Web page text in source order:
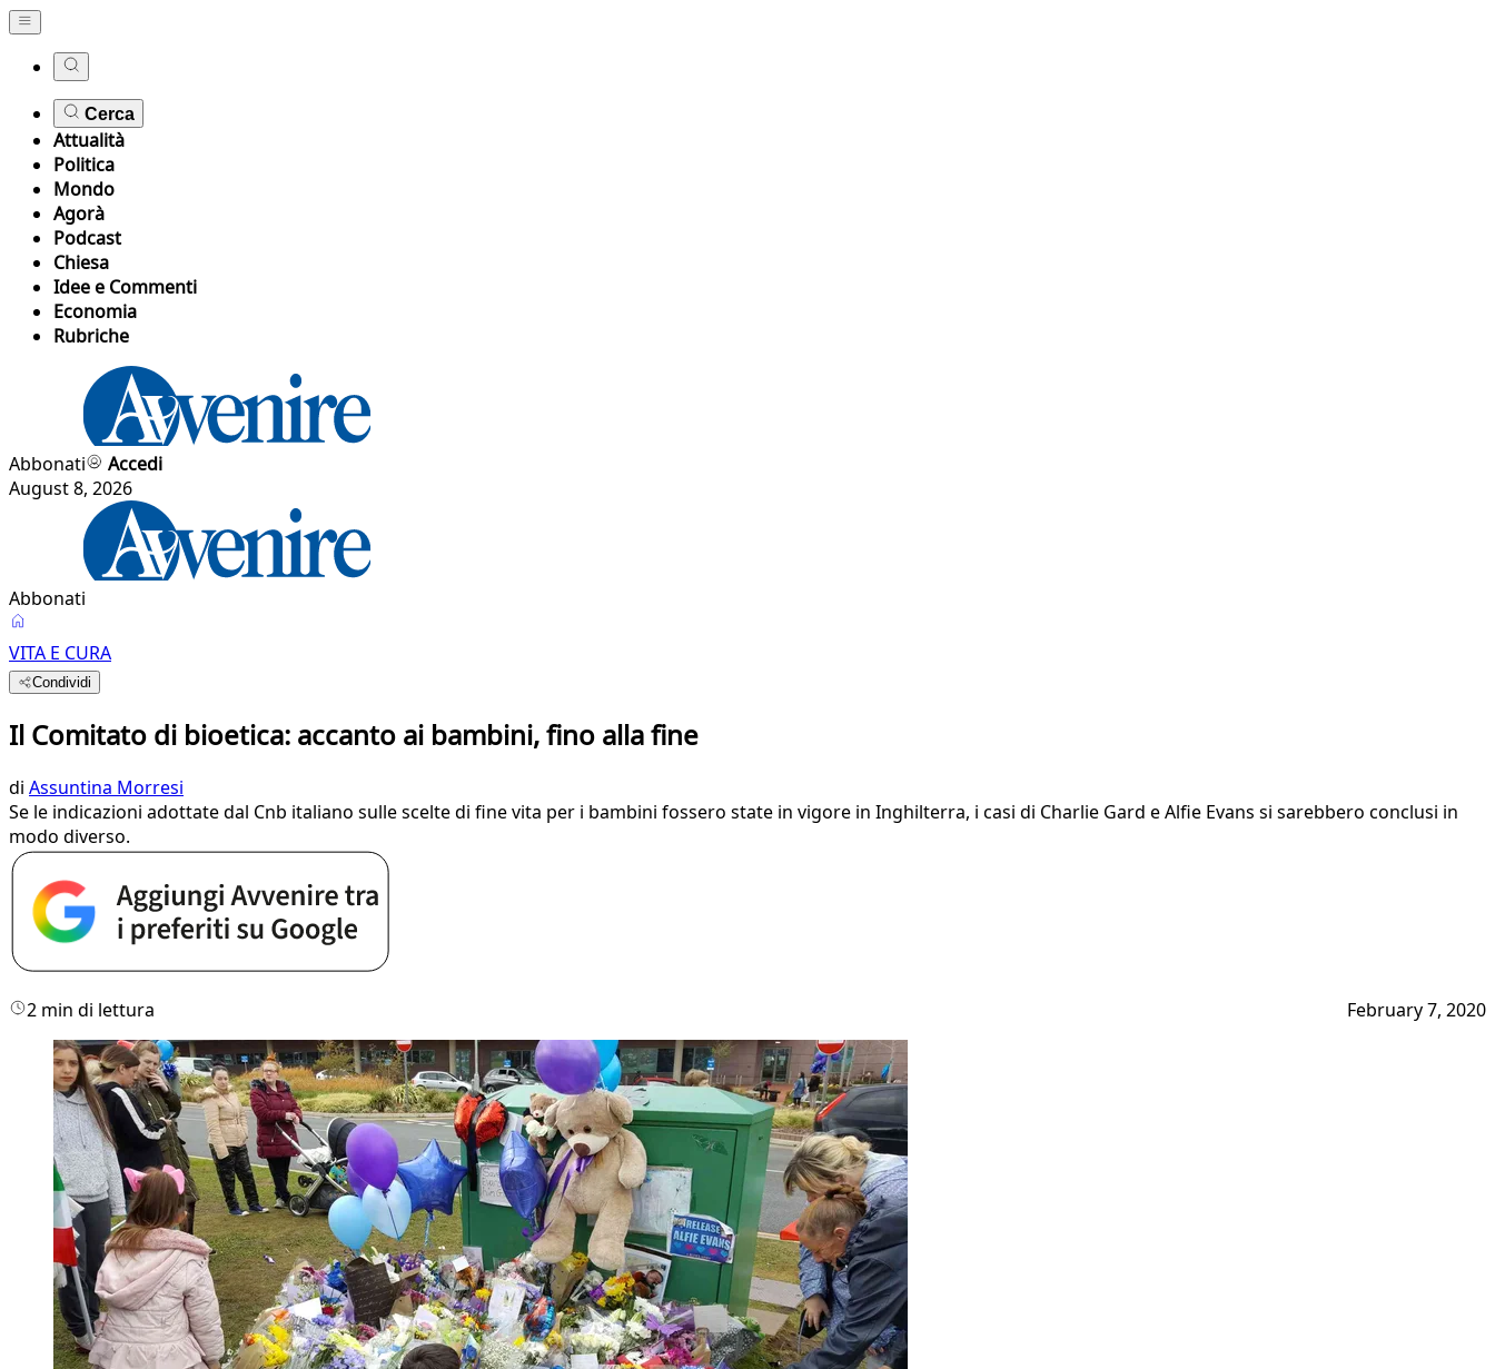
Cerca
Attualità
Politica
Mondo
Agorà
Podcast
Chiesa
Idee e Commenti
Economia
Rubriche
Abbonati
Accedi
August 8, 2026
Abbonati
VITA E CURA
Condividi
Il Comitato di bioetica: accanto ai bambini, fino alla fine
di Assuntina Morresi
Se le indicazioni adottate dal Cnb italiano sulle scelte di fine vita per i bambini fossero state in vigore in Inghilterra, i casi di Charlie Gard e Alfie Evans si sarebbero conclusi in
modo diverso.
2 min di lettura February 7, 2020